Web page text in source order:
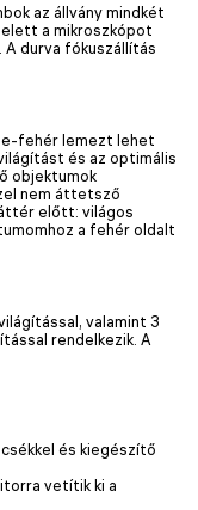
az állvány mindkét
a mikroszkópot
durva fókuszállítás
fehér lemezt lehet
és az optimális
objektumok
nem áttetsző
előtt: világos
a fehér oldalt
valamint 3
rendelkezik. A
és kiegészítő
vetítik ki a